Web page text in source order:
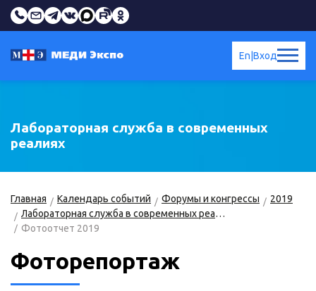
Вход
En
Лабораторная служба в современных
реалиях
Главная Календарь событий Форумы и конгрессы
2019
Лабораторная служба в современных реалиях
Фотоотчет 2019
Фоторепортаж